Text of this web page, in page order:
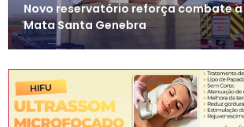
Novo reservatório reforça combate
Mata Santa Genebra